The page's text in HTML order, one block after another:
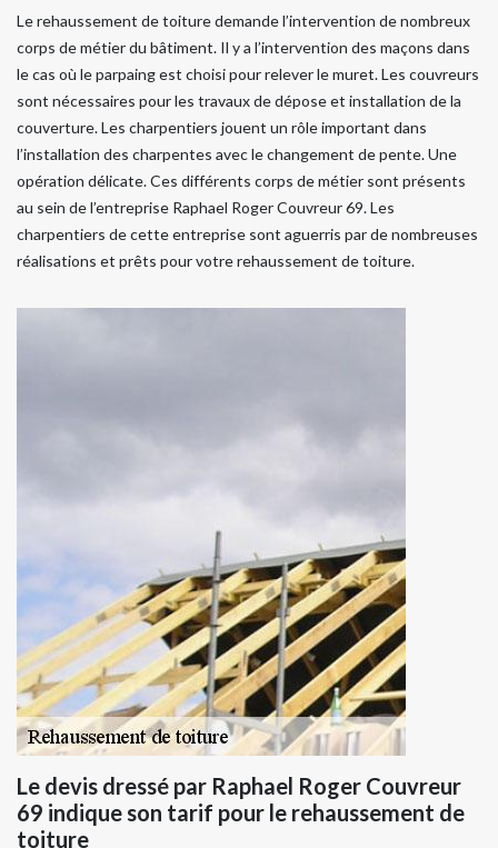
Le rehaussement de toiture demande l’intervention de nombreux
corps de métier du bâtiment. Il y a l’intervention des maçons dans
le cas où le parpaing est choisi pour relever le muret. Les couvreurs
sont nécessaires pour les travaux de dépose et installation de la
couverture. Les charpentiers jouent un rôle important dans
l’installation des charpentes avec le changement de pente. Une
opération délicate. Ces différents corps de métier sont présents
au sein de l’entreprise Raphael Roger Couvreur 69. Les
charpentiers de cette entreprise sont aguerris par de nombreuses
réalisations et prêts pour votre rehaussement de toiture.
Le devis dressé par Raphael Roger Couvreur
69 indique son tarif pour le rehaussement de
toiture